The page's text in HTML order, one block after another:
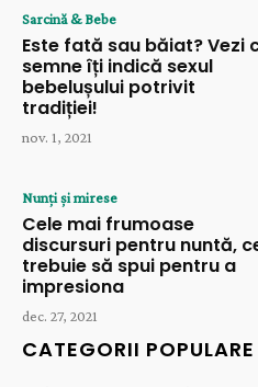
Sarcină & Bebe
Este fată sau băiat? Vezi
semne îți indică sexul
bebelușului potrivit
tradiției!
nov. 1, 2021
Nunți și mirese
Cele mai frumoase
discursuri pentru nuntă,
trebuie să spui pentru a
impresiona
dec. 27, 2021
CATEGORII POPULARE